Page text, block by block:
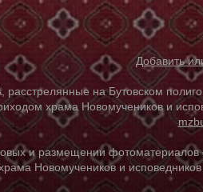
Добавить
на Бутовском
храма Новомучеников и
и размещении
Новомучеников и